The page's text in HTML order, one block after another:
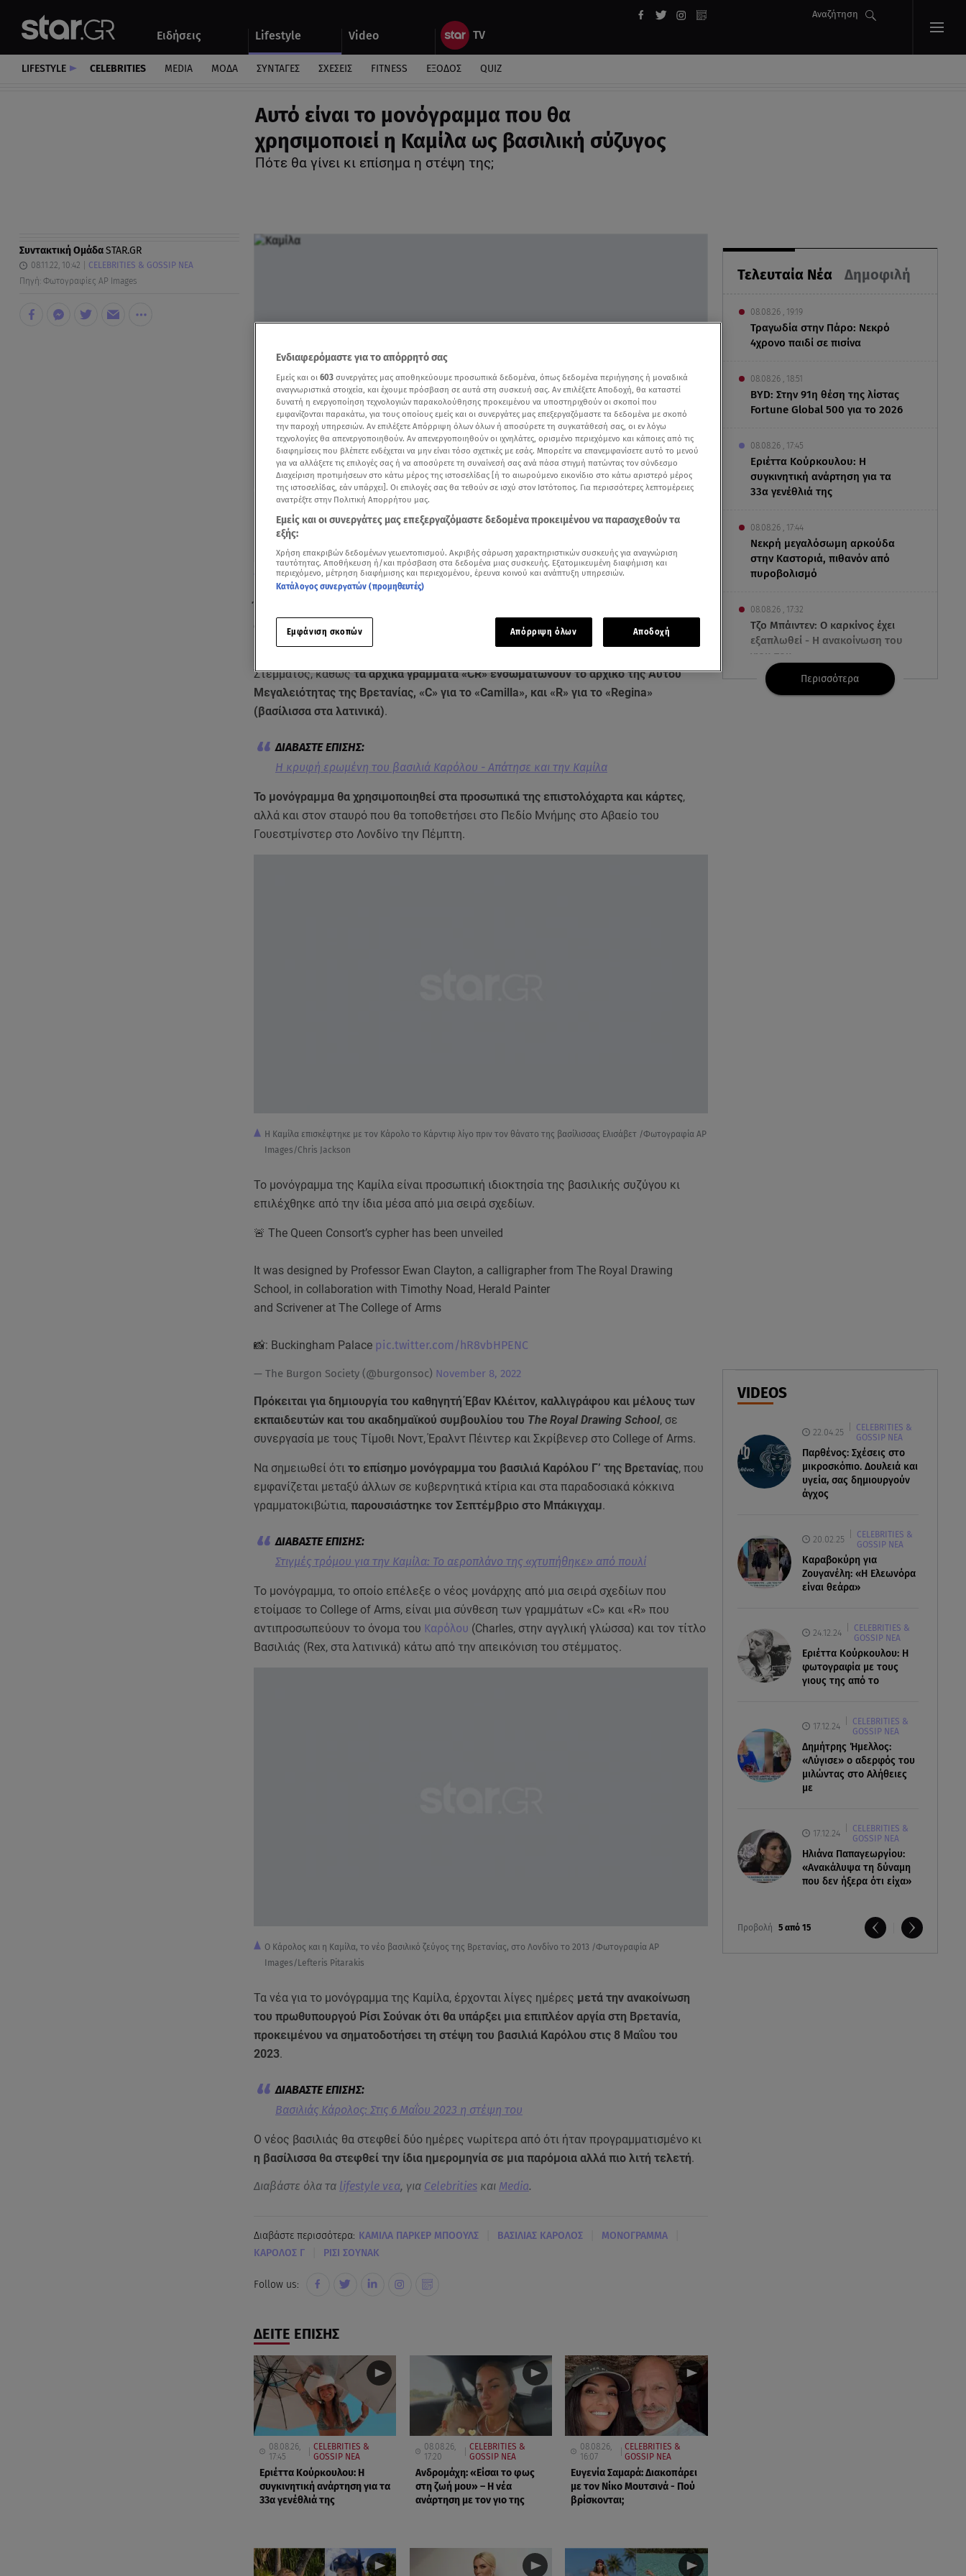
Ειδήσεις Lifestyle Video
Αναζήτηση
Αυτοκίνητο
LIFESTYLE CELEBRITIES MEDIA ΜΟΔΑ ΣΥΝΤΑΓΕΣ ΣΧΕΣΕΙΣ FITNESS ΕΞΟΔΟΣ QUIZ
Αυτό είναι το μονόγραμμα που θα
χρησιμοποιεί η Καμίλα ως βασιλική σύζυγος
Πότε θα γίνει κι επίσημα η στέψη της;
Τελευταία Νέα Δημοφιλή
08.08.26 , 19:19
Τραγωδία στην Πάρο: Νεκρό
4χρονο παιδί σε πισίνα
08.08.26 , 18:51
BYD: Στην 91η θέση της λίστας
Fortune Global 500 για το 2026
08.08.26 , 17:45
Εριέττα Κούρκουλου: Η
συγκινητική ανάρτηση για τα
33α γενέθλιά της
08.08.26 , 17:44
Νεκρή μεγαλόσωμη αρκούδα
στην Καστοριά, πιθανόν από
πυροβολισμό
08.08.26 , 17:32
Τζο Μπάιντεν: Ο καρκίνος έχει
εξαπλωθεί - Η ανακοίνωση του
γιου του
08.08.26 , 17:20
τα επόμενα 24ωρα
08.08.26 , 14:00
Summer fling: Γιατί να πεις ναι
σε έναν καλοκαιρινό έρωτα
Περισσότερα
VIDEOS
22.04.25
CELEBRITIES &
GOSSIP ΝΕΑ
Παρθένος: Σχέσεις στο
μικροσκόπιο. Δουλειά και
υγεία, σας δημιουργούν
άγχος
20.02.25
CELEBRITIES &
GOSSIP ΝΕΑ
Καραβοκύρη για
Ζουγανέλη: «Η Ελεωνόρα
είναι θεάρα»
24.12.24
CELEBRITIES &
GOSSIP ΝΕΑ
Εριέττα Κούρκουλου: Η
φωτογραφία με τους
γιους της από το
17.12.24
CELEBRITIES &
GOSSIP ΝΕΑ
Δημήτρης Ήμελλος:
«Λύγισε» ο αδερφός του
μιλώντας στο Αλήθειες
με
17.12.24
CELEBRITIES &
GOSSIP ΝΕΑ
Ηλιάνα Παπαγεωργίου:
«Ανακάλυψα τη δύναμη
που δεν ήξερα ότι είχα»
Προβολή 5 από 15
Συντακτική ΟμάδαSTAR.GR
08.11.22, 10:42
CELEBRITIES & GOSSIP ΝΕΑ
Πηγή: Φωτογραφίες AP Images
Δείτε περισσότερα άρθρα μας στα αποτελέσματα αναζήτησης
Δείτε βίντεο για την Καμίλα από τις ειδήσεις του Star
αναγνώριση της
Καμίλα
Στέμματος, καθώςτα αρχικά γράμματα «CR» ενσωματώνουν το αρχικό της Αυτού
Μεγαλειότητας της Βρετανίας, «C» για το «Camilla», και «R» για το «Regina»
(βασίλισσα στα λατινικά).
H κρυφή ερωμένη του βασιλιά Καρόλου - Απάτησε και την Καμίλα
Το μονόγραμμα θα χρησιμοποιηθεί στα προσωπικά της επιστολόχαρτα και κάρτες,
αλλά και στον σταυρό που θα τοποθετήσει στο Πεδίο Μνήμης στο Αβαείο του
Γουεστμίνστερ στο Λονδίνο την Πέμπτη.
H Καμίλα επισκέφτηκε με τον Κάρολο το Κάρντιφ λίγο πριν τον θάνατο της βασίλισσας Ελισάβετ /Φωτογραφία AP
Images/Chris Jackson
Το μονόγραμμα της Καμίλα είναι προσωπική ιδιοκτησία της βασιλικής συζύγου κι
επιλέχθηκε από την ίδια μέσα από μια σειρά σχεδίων.
🚨 The Queen Consort’s cypher has been unveiled
It was designed by Professor Ewan Clayton, a calligrapher from The Royal Drawing
School, in collaboration with Timothy Noad, Herald Painter
and Scrivener at The College of Arms
📸: Buckingham Palace pic.twitter.com/hR8vbHPENC
— The Burgon Society (@burgonsoc) November 8, 2022
Πρόκειται για δημιουργία του καθηγητή Έβαν Κλέιτον, καλλιγράφου και μέλους των
εκπαιδευτών και του ακαδημαϊκού συμβουλίου του The Royal Drawing School, σε
συνεργασία με τους Τίμοθι Νοντ, Έραλντ Πέιντερ και Σκρίβενερ στο College of Arms.
Να σημειωθεί ότι το επίσημο μονόγραμμα του βασιλιά Καρόλου Γ’ της Βρετανίας, που
εμφανίζεται μεταξύ άλλων σε κυβερνητικά κτίρια και στα παραδοσιακά κόκκινα
γραμματοκιβώτια, παρουσιάστηκε τον Σεπτέμβριο στο Μπάκιγχαμ.
Στιγμές τρόμου για την Καμίλα: Το αεροπλάνο της «χτυπήθηκε» από πουλί
Το μονόγραμμα, το οποίο επέλεξε ο νέος μονάρχης από μια σειρά σχεδίων που
ετοίμασε το College of Arms, είναι μια σύνθεση των γραμμάτων «C» και «R» που
αντιπροσωπεύουν το όνομα του Καρόλου (Charles, στην αγγλική γλώσσα) και τον τίτλο
Βασιλιάς (Rex, στα λατινικά) κάτω από την απεικόνιση του στέμματος.
O Κάρολος και η Καμίλα, το νέο βασιλικό ζεύγος της Βρετανίας, στο Λονδίνο το 2013 /Φωτογραφία AP
Images/Lefteris Pitarakis
Τα νέα για το μονόγραμμα της Καμίλα, έρχονται λίγες ημέρες μετά την ανακοίνωση
του πρωθυπουργού Ρίσι Σούνακ ότι θα υπάρξει μια επιπλέον αργία στη Βρετανία,
προκειμένου να σηματοδοτήσει τη στέψη του βασιλιά Καρόλου στις 8 Μαΐου του
2023.
Βασιλιάς Κάρολος: Στις 6 Μαΐου 2023 η στέψη του
Ο νέος βασιλιάς θα στεφθεί δύο ημέρες νωρίτερα από ότι ήταν προγραμματισμένο κι
η βασίλισσα θα στεφθεί την ίδια ημερομηνία σε μια παρόμοια αλλά πιο λιτή τελετή.
Διαβάστε όλα τα lifestyle νεα, για Celebritiesκαι Media.
Διαβάστε περισσότερα: ΚΑΜΙΛΑ ΠΑΡΚΕΡ ΜΠΟΟΥΛΣ ΒΑΣΙΛΙΑΣ ΚΑΡΟΛΟΣ ΜΟΝΟΓΡΑΜΜΑ
ΚΑΡΟΛΟΣ Γ ΡΙΣΙ ΣΟΥΝΑΚ
Follow us:
ΔΕΙΤΕ ΕΠΙΣΗΣ
08.08.26,
17:45
CELEBRITIES &
GOSSIP ΝΕΑ
Εριέττα Κούρκουλου: Η
συγκινητική ανάρτηση για τα
33α γενέθλιά της
08.08.26,
17:20
CELEBRITIES &
GOSSIP ΝΕΑ
Ανδρομάχη: «Είσαι το φως
στη ζωή μου» – Η νέα
ανάρτηση με τον γιο της
08.08.26,
16:07
CELEBRITIES &
GOSSIP ΝΕΑ
Ευγενία Σαμαρά: Διακοπάρει
με τον Νίκο Μουτσινά - Πού
βρίσκονται;
Ενδιαφερόμαστε για το απόρρητό σας
Εμείς και οι 603 συνεργάτες μας αποθηκεύουμε προσωπικά δεδομένα, όπως δεδομένα περιήγησης ή μοναδικά
αναγνωριστικά στοιχεία, και έχουμε πρόσβαση σε αυτά στη συσκευή σας. Αν επιλέξετε Αποδοχή, θα καταστεί
δυνατή η ενεργοποίηση τεχνολογιών παρακολούθησης προκειμένου να υποστηριχθούν οι σκοποί που
εμφανίζονται παρακάτω, για τους οποίους εμείς και οι συνεργάτες μας επεξεργαζόμαστε τα δεδομένα με σκοπό
την παροχή υπηρεσιών. Αν επιλέξετε Απόρριψη όλων όλων ή αποσύρετε τη συγκατάθεσή σας, οι εν λόγω
τεχνολογίες θα απενεργοποιηθούν. Αν απενεργοποιηθούν οι ιχνηλάτες, ορισμένο περιεχόμενο και κάποιες από τις
διαφημίσεις που βλέπετε ενδέχεται να μην είναι τόσο σχετικές με εσάς. Μπορείτε να επανεμφανίσετε αυτό το μενού
για να αλλάξετε τις επιλογές σας ή να αποσύρετε τη συναίνεσή σας ανά πάσα στιγμή πατώντας τον σύνδεσμο
Διαχείριση προτιμήσεων στο κάτω μέρος της ιστοσελίδας [ή το αιωρούμενο εικονίδιο στο κάτω αριστερό μέρος
της ιστοσελίδας, εάν υπάρχει]. Οι επιλογές σας θα τεθούν σε ισχύ στον Ιστότοπος. Για περισσότερες λεπτομέρειες
ανατρέξτε στην Πολιτική Απορρήτου μας.
Εμείς και οι συνεργάτες μας επεξεργαζόμαστε δεδομένα προκειμένου να παρασχεθούν τα
εξής:
Χρήση επακριβών δεδομένων γεωεντοπισμού. Ακριβής σάρωση χαρακτηριστικών συσκευής για αναγνώριση
ταυτότητας. Αποθήκευση ή/και πρόσβαση στα δεδομένα μιας συσκευής. Εξατομικευμένη διαφήμιση και
περιεχόμενο, μέτρηση διαφήμισης και περιεχομένου, έρευνα κοινού και ανάπτυξη υπηρεσιών.
Κατάλογος συνεργατών (προμηθευτές)
Εμφάνιση σκοπών Απόρριψη όλων Αποδοχή